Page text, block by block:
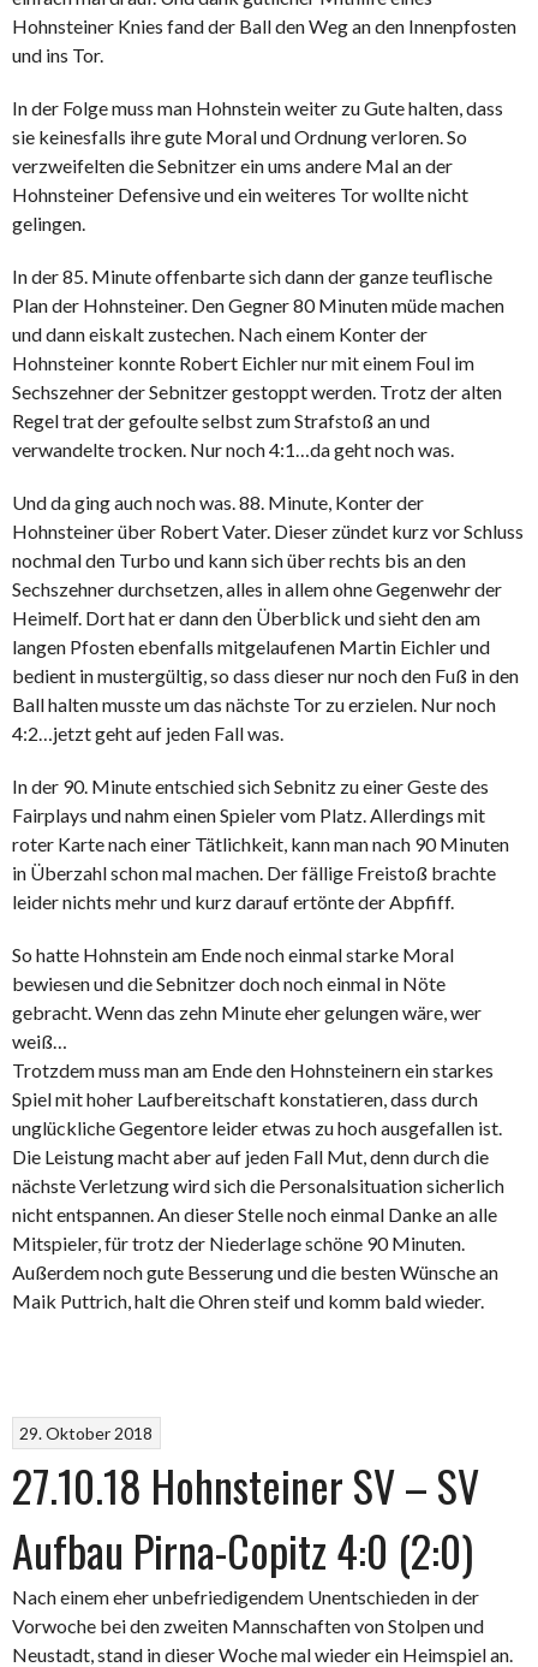
Hohnsteiner Knies fand der Ball den Weg an den Innenpfosten
und ins Tor.
In der Folge muss man Hohnstein weiter zu Gute halten, dass
sie keinesfalls ihre gute Moral und Ordnung verloren. So
verzweifelten die Sebnitzer ein ums andere Mal an der
Hohnsteiner Defensive und ein weiteres Tor wollte nicht
gelingen.
In der 85. Minute offenbarte sich dann der ganze teuflische
Plan der Hohnsteiner. Den Gegner 80 Minuten müde machen
und dann eiskalt zustechen. Nach einem Konter der
Hohnsteiner konnte Robert Eichler nur mit einem Foul im
Sechszehner der Sebnitzer gestoppt werden. Trotz der alten
Regel trat der gefoulte selbst zum Strafstoß an und
verwandelte trocken. Nur noch 4:1…da geht noch was.
Und da ging auch noch was. 88. Minute, Konter der
Hohnsteiner über Robert Vater. Dieser zündet kurz vor Schluss
nochmal den Turbo und kann sich über rechts bis an den
Sechszehner durchsetzen, alles in allem ohne Gegenwehr der
Heimelf. Dort hat er dann den Überblick und sieht den am
langen Pfosten ebenfalls mitgelaufenen Martin Eichler und
bedient in mustergültig, so dass dieser nur noch den Fuß in den
Ball halten musste um das nächste Tor zu erzielen. Nur noch
4:2…jetzt geht auf jeden Fall was.
In der 90. Minute entschied sich Sebnitz zu einer Geste des
Fairplays und nahm einen Spieler vom Platz. Allerdings mit
roter Karte nach einer Tätlichkeit, kann man nach 90 Minuten
in Überzahl schon mal machen. Der fällige Freistoß brachte
leider nichts mehr und kurz darauf ertönte der Abpfiff.
So hatte Hohnstein am Ende noch einmal starke Moral
bewiesen und die Sebnitzer doch noch einmal in Nöte
gebracht. Wenn das zehn Minute eher gelungen wäre, wer
weiß…
Trotzdem muss man am Ende den Hohnsteinern ein starkes
Spiel mit hoher Laufbereitschaft konstatieren, dass durch
unglückliche Gegentore leider etwas zu hoch ausgefallen ist.
Die Leistung macht aber auf jeden Fall Mut, denn durch die
nächste Verletzung wird sich die Personalsituation sicherlich
nicht entspannen. An dieser Stelle noch einmal Danke an alle
Mitspieler, für trotz der Niederlage schöne 90 Minuten.
Außerdem noch gute Besserung und die besten Wünsche an
Maik Puttrich, halt die Ohren steif und komm bald wieder.
29. Oktober 2018
27.10.18 Hohnsteiner SV – SV
Aufbau Pirna-Copitz 4:0 (2:0)
Nach einem eher unbefriedigendem Unentschieden in der
Vorwoche bei den zweiten Mannschaften von Stolpen und
Neustadt, stand in dieser Woche mal wieder ein Heimspiel an.